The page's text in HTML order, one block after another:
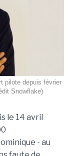
pilote depuis février
Snowflake)
le 14 avril
- au